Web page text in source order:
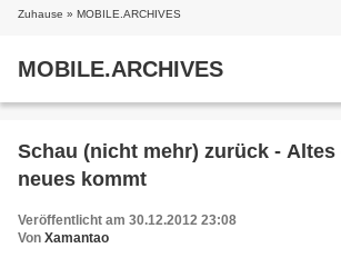
Zuhause » MOBILE.ARCHIVES
MOBILE.ARCHIVES
Schau (nicht mehr) zurück -
neues kommt
Veröffentlicht am 30.12.2012 23:08
Von Xamantao